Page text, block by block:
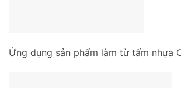
Ứng dụng sản phẩm làm từ tấm nhựa